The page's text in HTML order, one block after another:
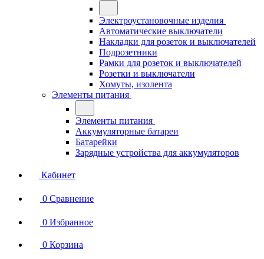
Электроустановочные изделия
Автоматические выключатели
Накладки для розеток и выключателей
Подрозетники
Рамки для розеток и выключателей
Розетки и выключатели
Хомуты, изолента
Элементы питания
Элементы питания
Аккумуляторные батареи
Батарейки
Зарядные устройства для аккумуляторов
Кабинет
0 Сравнение
0 Избранное
0 Корзина